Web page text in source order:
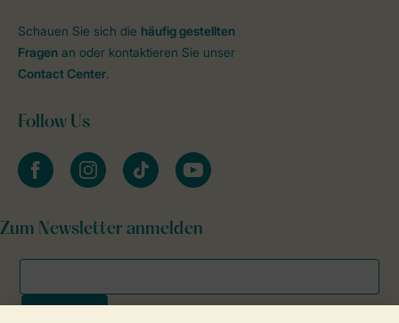
Schauen Sie sich die häufig gestellten
Fragen an oder kontaktieren Sie unser
Contact Center.
Follow Us
facebookinstagramtiktok youtube
Zum Newsletter anmelden